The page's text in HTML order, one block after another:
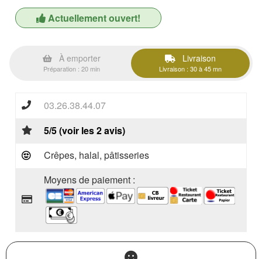
Actuellement ouvert!
À emporter
Préparation : 20 min
Livraison
Livraison : 30 à 45 mn
03.26.38.44.07
5/5 (voir les 2 avis)
Crêpes, halal, pâtisseries
Moyens de paiement :